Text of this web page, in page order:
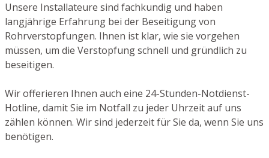
Unsere Installateure sind fachkundig und haben
langjährige Erfahrung bei der Beseitigung von
Rohrverstopfungen. Ihnen ist klar, wie sie vorgehen
müssen, um die Verstopfung schnell und gründlich zu
beseitigen.
Wir offerieren Ihnen auch eine 24-Stunden-Notdienst-
Hotline, damit Sie im Notfall zu jeder Uhrzeit auf uns
zählen können. Wir sind jederzeit für Sie da, wenn Sie uns
benötigen.